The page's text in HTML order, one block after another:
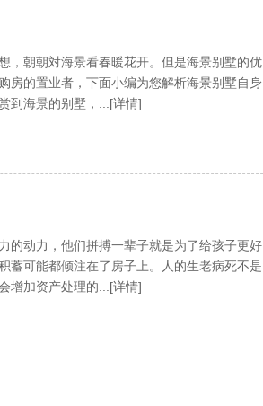
，朝朝対海景看春暖花开。但是海景别墅的优
房的置业者，下面小编为您解析海景别墅自身
到海景的别墅，...[详情]
的动力，他们拼搏一辈子就是为了给孩子更好
蓄可能都倾注在了房子上。人的生老病死不是
增加资产处理的...[详情]